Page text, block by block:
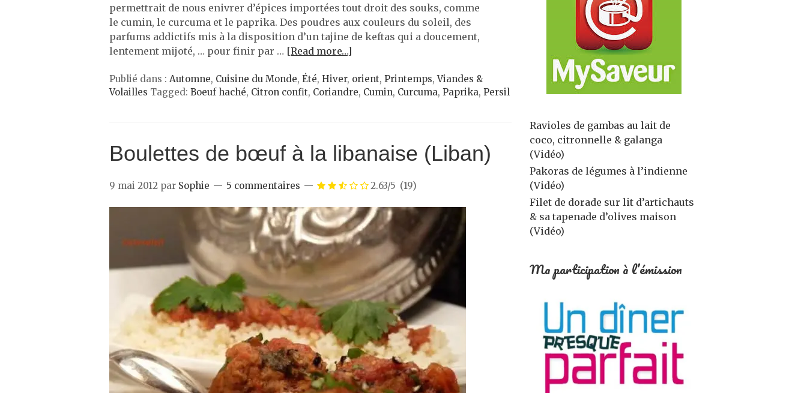
permettrait de nous enivrer d’épices importées tout droit des souks, comme
le cumin, le curcuma et le paprika. Des poudres aux couleurs du soleil, des
parfums addictifs mis à la disposition d’un tajine de keftas qui a doucement,
lentement mijoté, … pour finir par … [Read more…]
Publié dans : Automne, Cuisine du Monde, Été, Hiver, orient, Printemps,Viandes &
Volailles Tagged: Boeuf haché, Citron confit, Coriandre, Cumin, Curcuma, Paprika, Persil
Boulettes de bœuf à la libanaise (Liban)
9 mai 2012 par Sophie 5 commentaires 2.63/5 (19)
Ravioles de gambas au lait de
coco, citronnelle & galanga
(Vidéo)
Pakoras de légumes à l’indienne
(Vidéo)
Filet de dorade sur lit d’artichauts
& sa tapenade d’olives maison
(Vidéo)
Ma participation à l’émission